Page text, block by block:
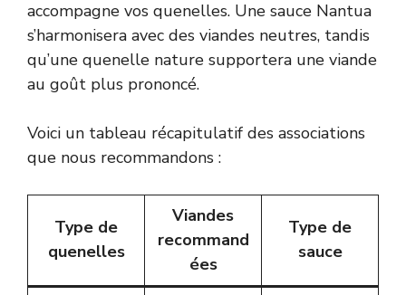
accompagne vos quenelles. Une sauce Nantua
s’harmonisera avec des viandes neutres, tandis
qu’une quenelle nature supportera une viande
au goût plus prononcé.
Voici un tableau récapitulatif des associations
que nous recommandons :
Type de
quenelles
Viandes
recommand
ées
Type de
sauce